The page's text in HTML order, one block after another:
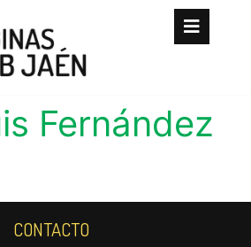
Fernández
CONTACTO